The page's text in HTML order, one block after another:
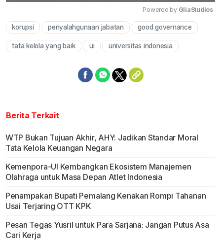
Mute
Powered by GliaStudios
korupsi penyalahgunaan jabatan good governance
tata kelola yang baik ui universitas indonesia
Berita Terkait
WTP Bukan Tujuan Akhir, AHY: Jadikan Standar Moral
Tata Kelola Keuangan Negara
Kemenpora-UI Kembangkan Ekosistem Manajemen
Olahraga untuk Masa Depan Atlet Indonesia
Penampakan Bupati Pemalang Kenakan Rompi Tahanan
Usai Terjaring OTT KPK
Pesan Tegas Yusril untuk Para Sarjana: Jangan Putus Asa
Cari Kerja